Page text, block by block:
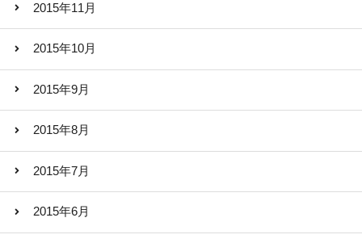
2015年11月
2015年10月
2015年9月
2015年8月
2015年7月
2015年6月